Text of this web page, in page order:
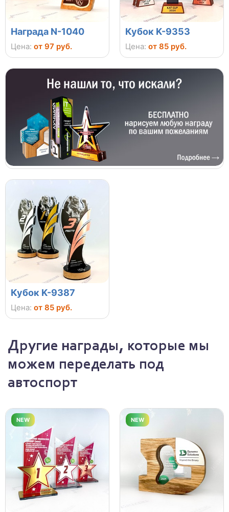
Награда N-1040
Цена: от 97 руб.
Кубок K-9353
Цена: от 85 руб.
Кубок K-9387
Цена: от 85 руб.
Другие награды, которые мы
можем переделать под
автоспорт
NEW NEW